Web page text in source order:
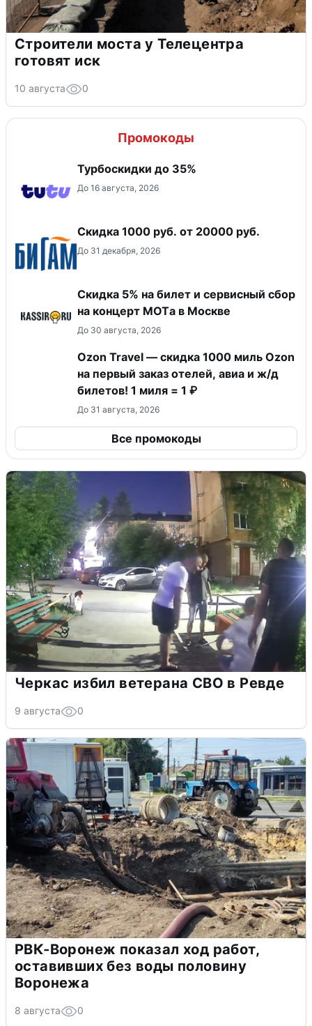
Строители моста у Телецентра
готовят иск
10 августа 0
Промокоды
Турбоскидки до 35%
До 16 августа, 2026
​Скидка 1000 руб. от 20000 руб.
До 31 декабря, 2026
Скидка 5% на билет и сервисный сбор
на концерт MOTа в Москве
До 30 августа, 2026
Ozon Travel — скидка 1000 миль Ozon
на первый заказ отелей, авиа и ж/д
билетов! 1 миля = 1 ₽
До 31 августа, 2026
Все промокоды
Черкас избил ветерана СВО в Ревде
9 августа 0
РВК-Воронеж показал ход работ,
оставивших без воды половину
Воронежа
8 августа 0